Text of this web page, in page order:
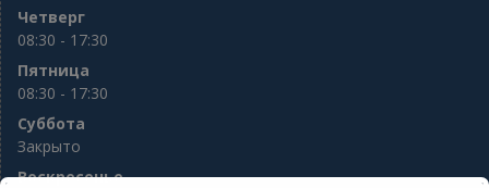
Четверг
08:30 - 17:30
Пятница
08:30 - 17:30
Суббота
Закрыто
Воскресенье